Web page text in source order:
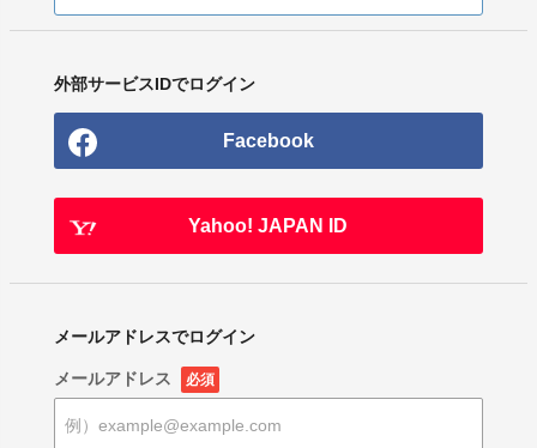
外部サービスIDでログイン
Facebook
Yahoo! JAPAN ID
メールアドレスでログイン
メールアドレス 必須